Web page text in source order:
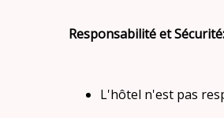
Responsabilité et Sécurité:
L'hôtel n'est pas